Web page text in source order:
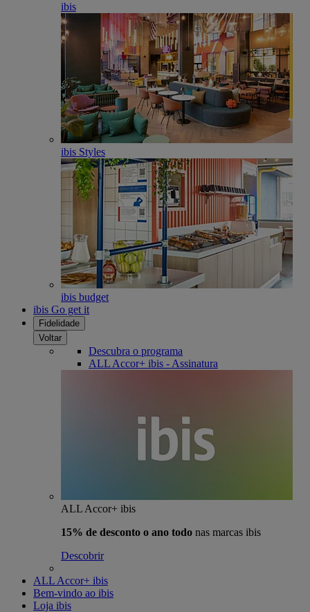
ibis
ibis Styles
ibis budget
ibis Go get it
Fidelidade
Voltar
Descubra o programa
ALL Accor+ ibis - Assinatura
ALL Accor+ ibis
15% de desconto o ano todo nas marcas ibis
Descobrir
ALL Accor+ ibis
Bem-vindo ao ibis
Loja ibis